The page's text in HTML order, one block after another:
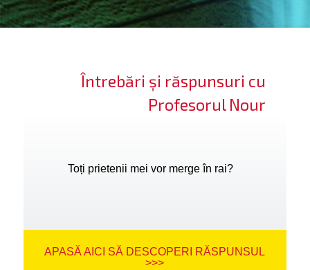
te
Întrebări și răspunsuri cu
Profesorul Nour
Toți prietenii mei vor merge în rai?
APASĂ AICI SĂ DESCOPERI RĂSPUNSUL
>>>